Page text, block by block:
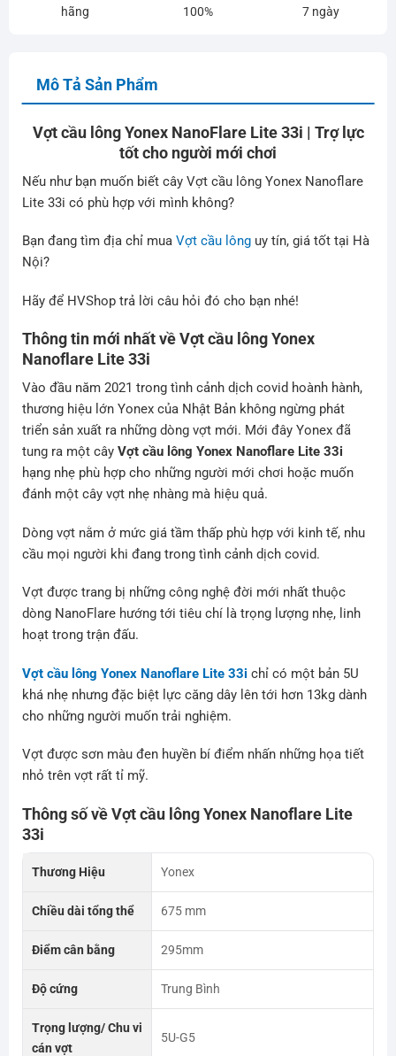
hãng
100%
7 ngày
Mô Tả Sản Phẩm
Vợt cầu lông Yonex NanoFlare Lite 33i | Trợ lực
tốt cho người mới chơi
Nếu như bạn muốn biết cây Vợt cầu lông Yonex Nanoflare
Lite 33i có phù hợp với mình không?
Bạn đang tìm địa chỉ mua Vợt cầu lônguy tín, giá tốt tại Hà
Nội?
Hãy để HVShop trả lời câu hỏi đó cho bạn nhé!
Thông tin mới nhất vềVợt cầu lông Yonex
Nanoflare Lite 33i
Vào đầu năm 2021 trong tình cảnh dịch covid hoành hành,
thương hiệu lớn Yonex của Nhật Bản không ngừng phát
triển sản xuất ra những dòng vợt mới. Mới đây Yonex đã
tung ra một cây Vợt cầu lông Yonex Nanoflare Lite 33i
hạng nhẹ phù hợp cho những người mới chơi hoặc muốn
đánh một cây vợt nhẹ nhàng mà hiệu quả.
Dòng vợt nằm ở mức giá tầm thấp phù hợp với kinh tế, nhu
cầu mọi người khi đang trong tình cảnh dịch covid.
Vợt được trang bị những công nghệ đời mới nhất thuộc
dòng NanoFlare hướng tới tiêu chí là trọng lượng nhẹ, linh
hoạt trong trận đấu.
Vợt cầu lông Yonex Nanoflare Lite 33i chỉ có một bản 5U
khá nhẹ nhưng đặc biệt lực căng dây lên tới hơn 13kg dành
cho những người muốn trải nghiệm.
Vợt được sơn màu đen huyền bí điểm nhấn những họa tiết
nhỏ trên vợt rất tỉ mỹ.
Thông số vềVợt cầu lông Yonex Nanoflare Lite
33i
Thương Hiệu Yonex
Chiều dài tổng thể 675 mm
Điểm cân bằng 295mm
Độ cứng Trung Bình
Trọng lượng/ Chu vi
cán vợt
5U-G5